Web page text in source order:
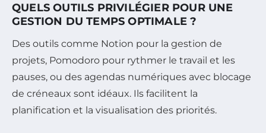
QUELS OUTILS PRIVILÉGIER POUR UNE
GESTION DU TEMPS OPTIMALE ?
Des outils comme Notion pour la gestion de
projets, Pomodoro pour rythmer le travail et les
pauses, ou des agendas numériques avec blocage
de créneaux sont idéaux. Ils facilitent la
planification et la visualisation des priorités.